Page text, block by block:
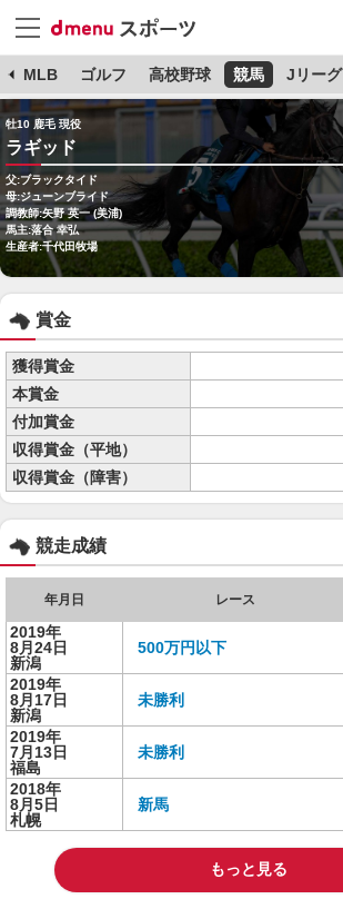
MLB ゴルフ 高校野球 競馬 Jリーグ
牡10 鹿毛 現役
ラギッド
父:ブラックタイド
母:ジューンブライド
調教師:矢野 英一 (美浦)
馬主:落合 幸弘
生産者:千代田牧場
賞金
獲得賞金
本賞金
付加賞金
収得賞金（平地）
収得賞金（障害）
競走成績
年月日 レース
2019年
8月24日
新潟
500万円以下
2019年
8月17日
新潟
未勝利
2019年
7月13日
福島
未勝利
2018年
8月5日
札幌
新馬
もっと見る